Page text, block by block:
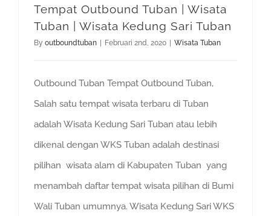
Tempat Outbound Tuban | Wisata
Tuban | Wisata Kedung Sari Tuban
By outboundtuban Februari 2nd, 2020 Wisata Tuban
Outbound Tuban Tempat Outbound Tuban,
Salah satu tempat wisata terbaru di Tuban
adalah Wisata Kedung Sari Tuban atau lebih
dikenal dengan WKS Tuban adalah destinasi
pilihan wisata alam di Kabupaten Tuban yang
menambah daftar tempat wisata pilihan di Bumi
Wali Tuban umumnya. Wisata Kedung Sari WKS